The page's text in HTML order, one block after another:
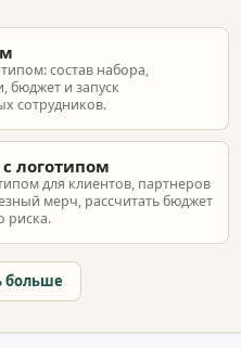
состав набора,
бюджет и запуск
сотрудников.
логотипом
для клиентов, партнеров
мерч, рассчитать бюджет
риска.
больше